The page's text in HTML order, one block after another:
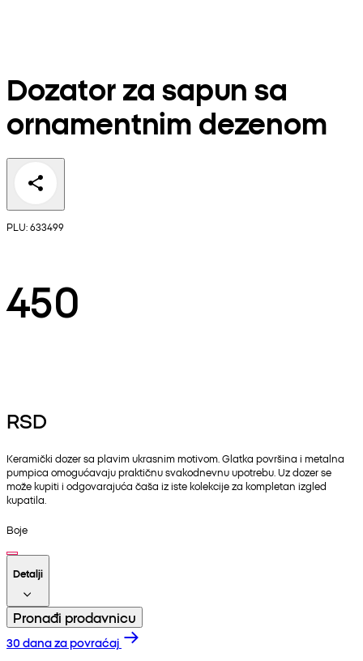
Dozator za sapun sa
ornamentnim dezenom
PLU: 633499
450
RSD
Keramički dozer sa plavim ukrasnim motivom. Glatka površina i metalna
pumpica omogućavaju praktičnu svakodnevnu upotrebu. Uz dozer se
može kupiti i odgovarajuća čaša iz iste kolekcije za kompletan izgled
kupatila.
Boje
Detalji
Pronađi prodavnicu
30 dana za povraćaj